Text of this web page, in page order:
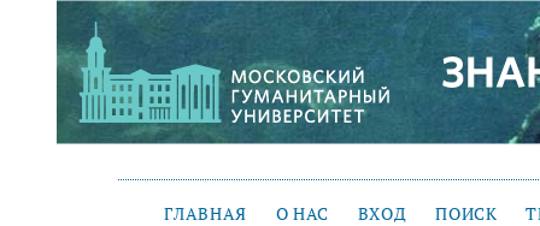
ГЛАВНАЯ О НАС ВХОД ПОИСК